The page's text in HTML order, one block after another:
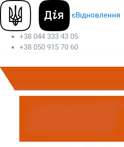
єВідновлення
+38 044 333 43 05
+38 050 915 70 60